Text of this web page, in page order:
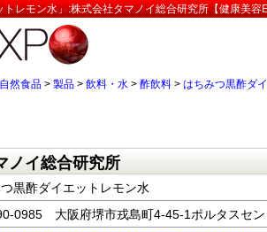
レモン水」:株式会社タマノイ総合研究所【健康美容
自然食品 > 製品 > 飲料・水 > 酢飲料 > はちみつ黒酢ダ
ノイ総合研究所
黒酢ダイエットレモン水
0985 大阪府堺市戎島町4-45-1ポルタスセ